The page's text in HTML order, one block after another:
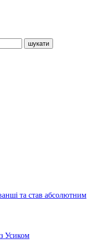
та став абсолютним
Усиком